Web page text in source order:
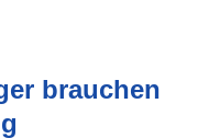
brauchen